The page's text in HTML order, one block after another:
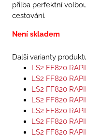
přilba perfektní
cestování.
Není skladem
Další varianty
LS2 FF820
LS2 FF820
LS2 FF820
LS2 FF820
LS2 FF820
LS2 FF820
LS2 FF820